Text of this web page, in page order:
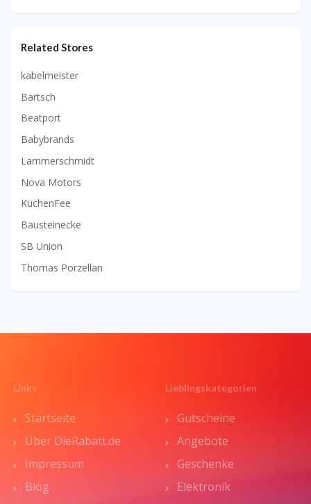
Related Stores
kabelmeister
Bartsch
Beatport
Babybrands
Lammerschmidt
Nova Motors
KüchenFee
Bausteinecke
SB Union
Thomas Porzellan
Links
Startseite
Über DieRabatt.de
Impressum
Blog
Lieblingskategorien
Gutscheine
Angebote
Geschenke
Elektronik